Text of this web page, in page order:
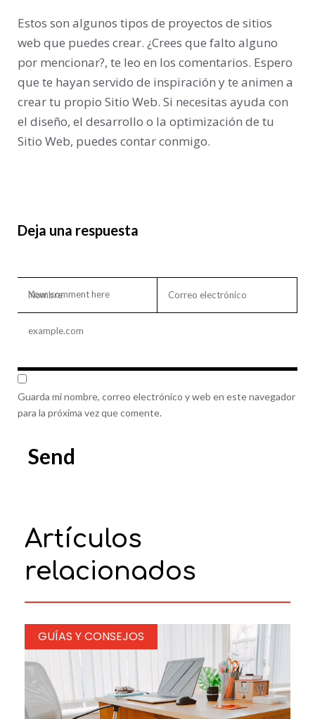
Estos son algunos tipos de proyectos de sitios
web que puedes crear. ¿Crees que falto alguno
por mencionar?, te leo en los comentarios. Espero
que te hayan servido de inspiración y te animen a
crear tu propio Sitio Web. Si necesitas ayuda con
el diseño, el desarrollo o la optimización de tu
Sitio Web, puedes contar conmigo.
Deja una respuesta
Guarda mi nombre, correo electrónico y web en este navegador
para la próxima vez que comente.
Artículos
relacionados
GUÍAS Y CONSEJOS